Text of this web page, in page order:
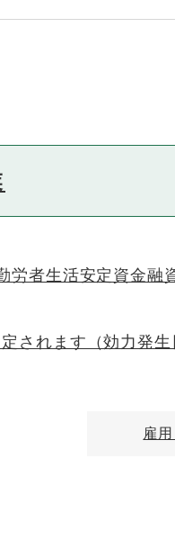
労者生活安定資金融
されます（効力発
雇